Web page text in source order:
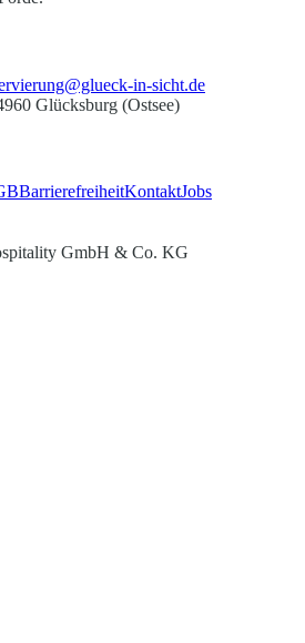
in-sicht.de
Glücksburg (Ostsee)
BarrierefreiheitKontaktJobs
GmbH & Co. KG